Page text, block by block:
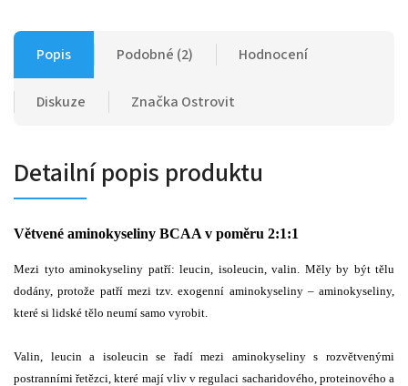
Popis Podobné (2) Hodnocení
Diskuze Značka Ostrovit
Detailní popis produktu
Větvené aminokyseliny BCAA v poměru 2:1:1
Mezi tyto aminokyseliny patří: leucin, isoleucin, valin. Měly by být tělu
dodány, protože patří mezi tzv. exogenní aminokyseliny – aminokyseliny,
které si lidské tělo neumí samo vyrobit.
Valin, leucin a isoleucin se řadí mezi aminokyseliny s rozvětvenými
postranními řetězci, které mají vliv v regulaci sacharidového, proteinového a